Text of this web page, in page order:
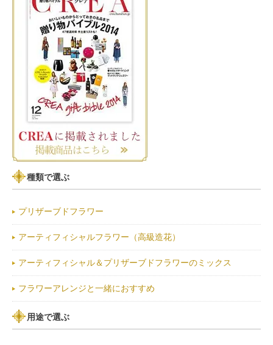
種類で選ぶ
プリザーブドフラワー
アーティフィシャルフラワー（高級造花）
アーティフィシャル＆プリザーブドフラワーのミックス
フラワーアレンジと一緒におすすめ
用途で選ぶ